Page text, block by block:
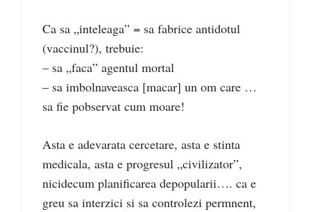
Ca sa „inteleaga” = sa fabrice antidotul
(vaccinul?), trebuie:
– sa „faca” agentul mortal
– sa imbolnaveasca [macar] un om care …
sa fie pobservat cum moare!
Asta e adevarata cercetare, asta e stinta
medicala, asta e progresul „civilizator”,
nicidecum planificarea depopularii…. ca e
greu sa interzici si sa controlezi permnent,